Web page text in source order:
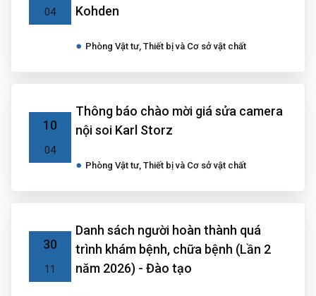
04
Kohden
Phòng Vật tư, Thiết bị và Cơ sở vật chất
10
04
Thông báo chào mời giá sửa camera
nội soi Karl Storz
Phòng Vật tư, Thiết bị và Cơ sở vật chất
30
11
Danh sách người hoàn thành quá
trình khám bệnh, chữa bệnh (Lần 2
năm 2026) - Đào tạo